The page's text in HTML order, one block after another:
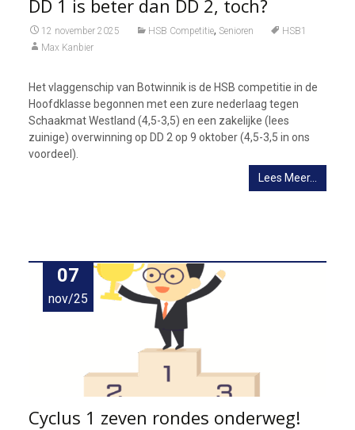
DD 1 is beter dan DD 2, toch?
12 november 2025 HSB Competitie, Senioren
HSB1
Max Kanbier
Het vlaggenschip van Botwinnik is de HSB competitie in de
Hoofdklasse begonnen met een zure nederlaag tegen
Schaakmat Westland (4,5-3,5) en een zakelijke (lees
zuinige) overwinning op DD 2 op 9 oktober (4,5-3,5 in ons
voordeel).
Lees Meer…
07
nov/25
Cyclus 1 zeven rondes onderweg!